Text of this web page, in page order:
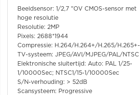
Beeldsensor: 1/2,7 "OV CMOS-sensor met
hoge resolutie
Resolutie: 2MP
Pixels: 2688*1944
Compressie: H.264/H.264+/H.265/H.265+-
TV-systeem: JPEG/AVI/MJPEG/PAL/NTSC
Elektronische sluitertijd: Auto: PAL 1/25-
1/10000Sec; NTSC1/15-1/10000Sec
S/N-verhouding: > 52dB
Scansysteem: Progressive